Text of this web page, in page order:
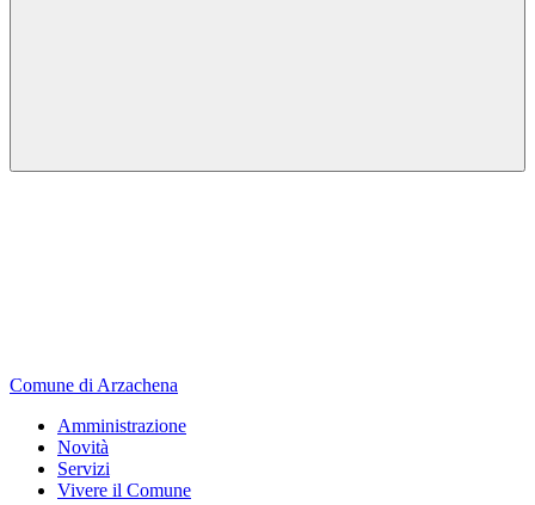
Comune di Arzachena
Amministrazione
Novità
Servizi
Vivere il Comune